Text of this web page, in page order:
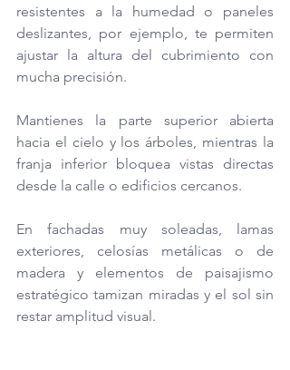
resistentes a la humedad o paneles
deslizantes, por ejemplo, te permiten
ajustar la altura del cubrimiento con
mucha precisión.
Mantienes la parte superior abierta
hacia el cielo y los árboles, mientras la
franja inferior bloquea vistas directas
desde la calle o edificios cercanos.
En fachadas muy soleadas, lamas
exteriores, celosías metálicas o de
madera y elementos de paisajismo
estratégico tamizan miradas y el sol sin
restar amplitud visual.